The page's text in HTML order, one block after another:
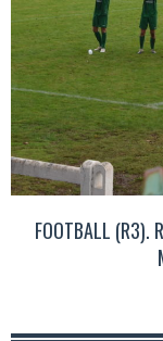
FOOTBALL (R3).